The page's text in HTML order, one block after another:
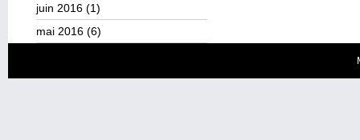
juin 2016 (1)
mai 2016 (6)